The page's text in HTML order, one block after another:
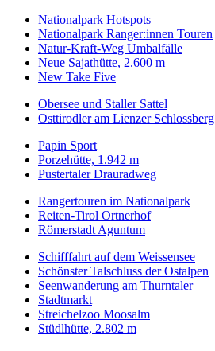
Nationalpark Hotspots
Nationalpark Ranger:innen Touren
Natur-Kraft-Weg Umbalfälle
Neue Sajathütte, 2.600 m
New Take Five
Obersee und Staller Sattel
Osttirodler am Lienzer Schlossberg
Papin Sport
Porzehütte, 1.942 m
Pustertaler Drauradweg
Rangertouren im Nationalpark
Reiten-Tirol Ortnerhof
Römerstadt Aguntum
Schifffahrt auf dem Weissensee
Schönster Talschluss der Ostalpen
Seenwanderung am Thurntaler
Stadtmarkt
Streichelzoo Moosalm
Stüdlhütte, 2.802 m